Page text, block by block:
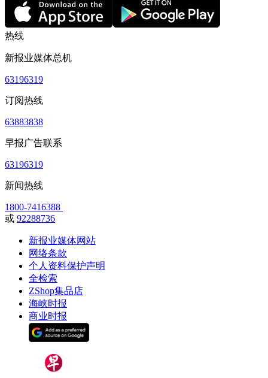
热线
新报业媒体总机
63196319
订阅热线
63883838
早报广告联系
63196319
新闻热线
1800-7416388
或 92288736
新报业媒体网站
网络条款
个人资料保护声明
全检索
ZShop集品店
海峡时报
商业时报